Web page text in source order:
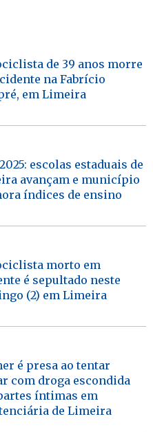
de 39 anos morre
na Fabrício
em Limeira
escolas estaduais de
avançam e município
índices de ensino
morto em
é sepultado neste
(2) em Limeira
é presa ao tentar
com droga escondida
íntimas em
de Limeira